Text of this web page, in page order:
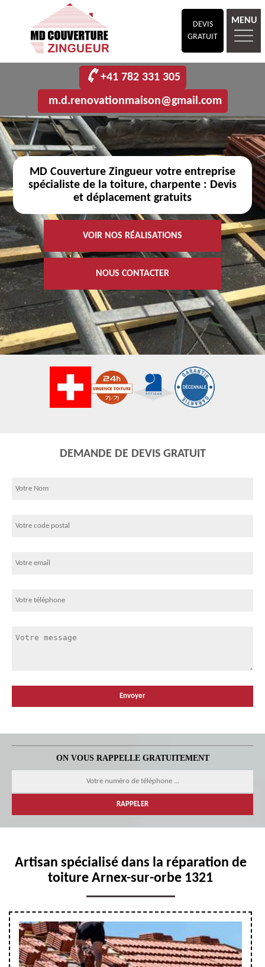
DEVIS
GRATUIT
MENU
+41 782 331 305
m.d.renovationmaison@gmail.com
MD Couverture Zingueur votre entreprise
spécialiste de la toiture, charpente : Devis
et déplacement gratuits
VOIR NOS RÉALISATIONS
NOUS CONTACTER
DEMANDE DE DEVIS GRATUIT
ON VOUS RAPPELLE GRATUITEMENT
Artisan spécialisé dans la réparation de
toiture Arnex-sur-orbe 1321